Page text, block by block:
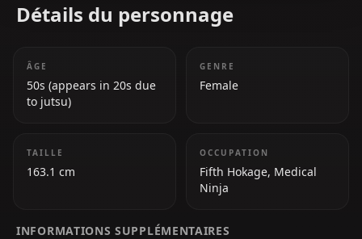
Détails du personnage
ÂGE
50s (appears in 20s due
to jutsu)
GENRE
Female
TAILLE
163.1 cm
OCCUPATION
Fifth Hokage, Medical
Ninja
INFORMATIONS SUPPLÉMENTAIRES